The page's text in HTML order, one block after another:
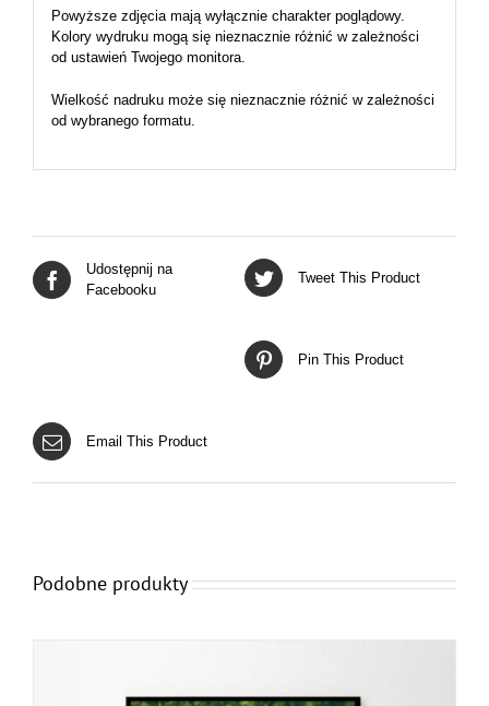
Powyższe zdjęcia mają wyłącznie charakter poglądowy.
Kolory wydruku mogą się nieznacznie różnić w zależności
od ustawień Twojego monitora.
Wielkość nadruku może się nieznacznie różnić w zależności
od wybranego formatu.
Udostępnij na
Facebooku
Tweet This Product
Pin This Product
Email This Product
Podobne produkty